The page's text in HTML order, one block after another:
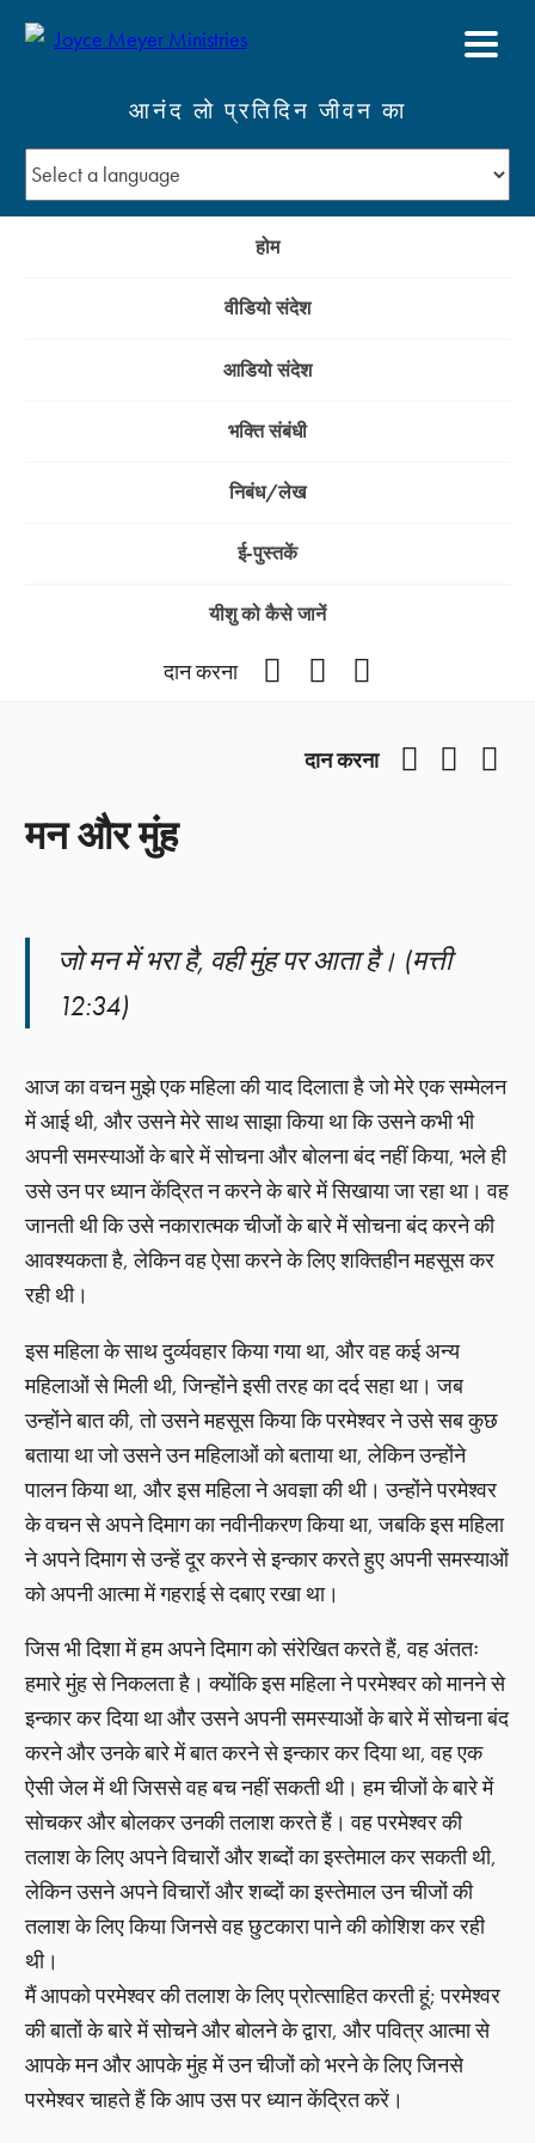
आनंद लो प्रतिदिन जीवन का
होम
वीडियो संदेश
आडियो संदेश
भक्ति संबंधी
निबंध/लेख
ई-पुस्तकें
यीशु को कैसे जानें
दान करना
दान करना
मन और मुंह
जो मन में भरा है, वही मुंह पर आता है। (मत्ती
12:34)
आज का वचन मुझे एक महिला की याद दिलाता है जो मेरे एक सम्मेलन
में आई थी, और उसने मेरे साथ साझा किया था कि उसने कभी भी
अपनी समस्याओं के बारे में सोचना और बोलना बंद नहीं किया, भले ही
उसे उन पर ध्यान केंद्रित न करने के बारे में सिखाया जा रहा था। वह
जानती थी कि उसे नकारात्मक चीजों के बारे में सोचना बंद करने की
आवश्यकता है, लेकिन वह ऐसा करने के लिए शक्तिहीन महसूस कर
रही थी।
इस महिला के साथ दुर्व्यवहार किया गया था, और वह कई अन्य
महिलाओं से मिली थी, जिन्होंने इसी तरह का दर्द सहा था। जब
उन्होंने बात की, तो उसने महसूस किया कि परमेश्वर ने उसे सब कुछ
बताया था जो उसने उन महिलाओं को बताया था, लेकिन उन्होंने
पालन किया था, और इस महिला ने अवज्ञा की थी। उन्होंने परमेश्वर
के वचन से अपने दिमाग का नवीनीकरण किया था, जबकि इस महिला
ने अपने दिमाग से उन्हें दूर करने से इन्कार करते हुए अपनी समस्याओं
को अपनी आत्मा में गहराई से दबाए रखा था।
जिस भी दिशा में हम अपने दिमाग को संरेखित करते हैं, वह अंततः
हमारे मुंह से निकलता है। क्योंकि इस महिला ने परमेश्वर को मानने से
इन्कार कर दिया था और उसने अपनी समस्याओं के बारे में सोचना बंद
करने और उनके बारे में बात करने से इन्कार कर दिया था, वह एक
ऐसी जेल में थी जिससे वह बच नहीं सकती थी। हम चीजों के बारे में
सोचकर और बोलकर उनकी तलाश करते हैं। वह परमेश्वर की
तलाश के लिए अपने विचारों और शब्दों का इस्तेमाल कर सकती थी,
लेकिन उसने अपने विचारों और शब्दों का इस्तेमाल उन चीजों की
तलाश के लिए किया जिनसे वह छुटकारा पाने की कोशिश कर रही
थी।
मैं आपको परमेश्वर की तलाश के लिए प्रोत्साहित करती हूं; परमेश्वर
की बातों के बारे में सोचने और बोलने के द्वारा, और पवित्र आत्मा से
आपके मन और आपके मुंह में उन चीजों को भरने के लिए जिनसे
परमेश्वर चाहते हैं कि आप उस पर ध्यान केंद्रित करें।